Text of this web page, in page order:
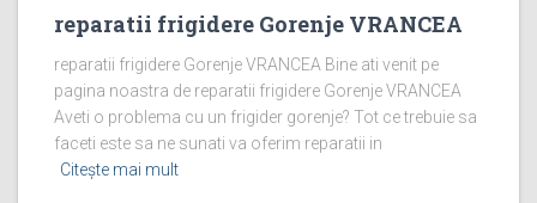
reparatii frigidere Gorenje VRANCEA
reparatii frigidere Gorenje VRANCEA Bine ati venit pe
pagina noastra de reparatii frigidere Gorenje VRANCEA
Aveti o problema cu un frigider gorenje? Tot ce trebuie sa
faceti este sa ne sunati va oferim reparatii in
Citește mai mult